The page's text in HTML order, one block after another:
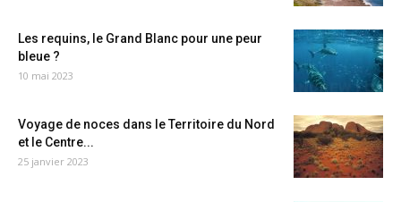
Les requins, le Grand Blanc pour une peur
bleue ?
10 mai 2023
Voyage de noces dans le Territoire du Nord
et le Centre...
25 janvier 2023